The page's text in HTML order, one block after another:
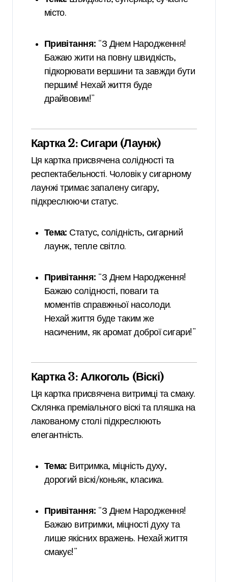
місто.
Привітання: “З Днем Народження!
Бажаю жити на повну швидкість,
підкорювати вершини та завжди бути
першим! Нехай життя буде
драйвовим!”
Картка 2: Сигари (Лаунж)
Ця картка присвячена солідності та
респектабельності. Чоловік у сигарному
лаунжі тримає запалену сигару,
підкреслюючи статус.
Тема: Статус, солідність, сигарний
лаунж, тепле світло.
Привітання: “З Днем Народження!
Бажаю солідності, поваги та
моментів справжньої насолоди.
Нехай життя буде таким же
насиченим, як аромат доброї сигари!”
Картка 3: Алкоголь (Віскі)
Ця картка присвячена витримці та смаку.
Склянка преміального віскі та пляшка на
лакованому столі підкреслюють
елегантність.
Тема: Витримка, міцність духу,
дорогий віскі/коньяк, класика.
Привітання: “З Днем Народження!
Бажаю витримки, міцності духу та
лише якісних вражень. Нехай життя
смакує!”